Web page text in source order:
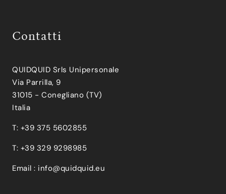
Contatti
QUIDQUID Srls Unipersonale
Via Parrilla, 9
31015 - Conegliano (TV)
Italia
T: +39 375 5602855
T: +39 329 9298985
Email : info@quidquid.eu